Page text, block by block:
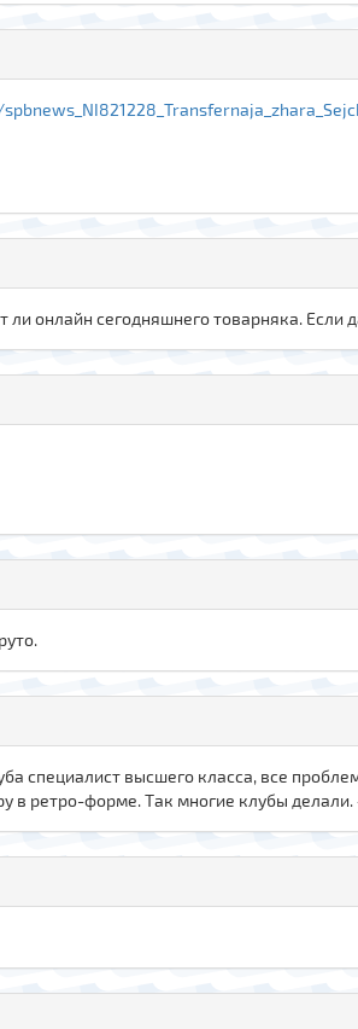
онлайн сегодняшнего товарняка. Если
специалист высшего класса, все
в ретро-форме. Так многие клубы